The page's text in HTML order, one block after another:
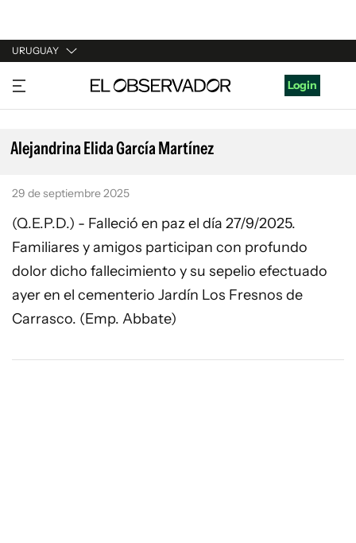
URUGUAY
URUGUAY
ARGENTINA
ESPAÑA
Login
Alejandrina Elida García Martínez
29 de septiembre 2025
(Q.E.P.D.) - Falleció en paz el día 27/9/2025.
Familiares y amigos participan con profundo
dolor dicho fallecimiento y su sepelio efectuado
ayer en el cementerio Jardín Los Fresnos de
Carrasco. (Emp. Abbate)